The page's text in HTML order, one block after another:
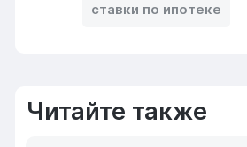
ставки по ипотеке
Читайте также